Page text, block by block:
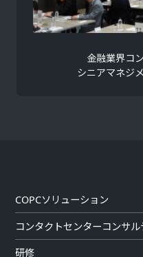
金融業界コ
シニアマネジ
COPCソリューション
コンタクトセンターコンサル
研修